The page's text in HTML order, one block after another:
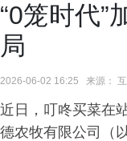
“0笼时代”
局
2026-06-02 16:25 来源： 互
近日，叮咚买菜在
德农牧有限公司（